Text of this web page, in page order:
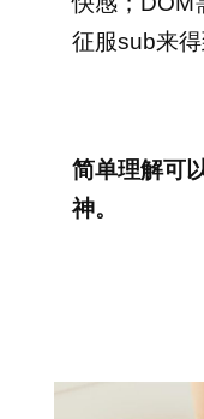
征服sub来得
简单理解可
神。